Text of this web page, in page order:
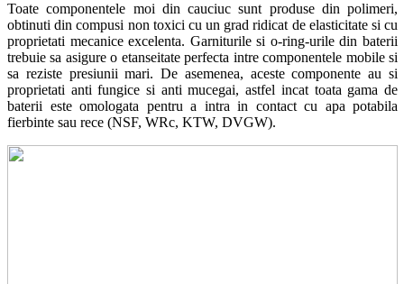
Toate componentele moi din cauciuc sunt produse din polimeri,
obtinuti din compusi non toxici cu un grad ridicat de elasticitate si cu
proprietati mecanice excelenta. Garniturile si o-ring-urile din baterii
trebuie sa asigure o etanseitate perfecta intre componentele mobile si
sa reziste presiunii mari. De asemenea, aceste componente au si
proprietati anti fungice si anti mucegai, astfel incat toata gama de
baterii este omologata pentru a intra in contact cu apa potabila
fierbinte sau rece (NSF, WRc, KTW, DVGW).